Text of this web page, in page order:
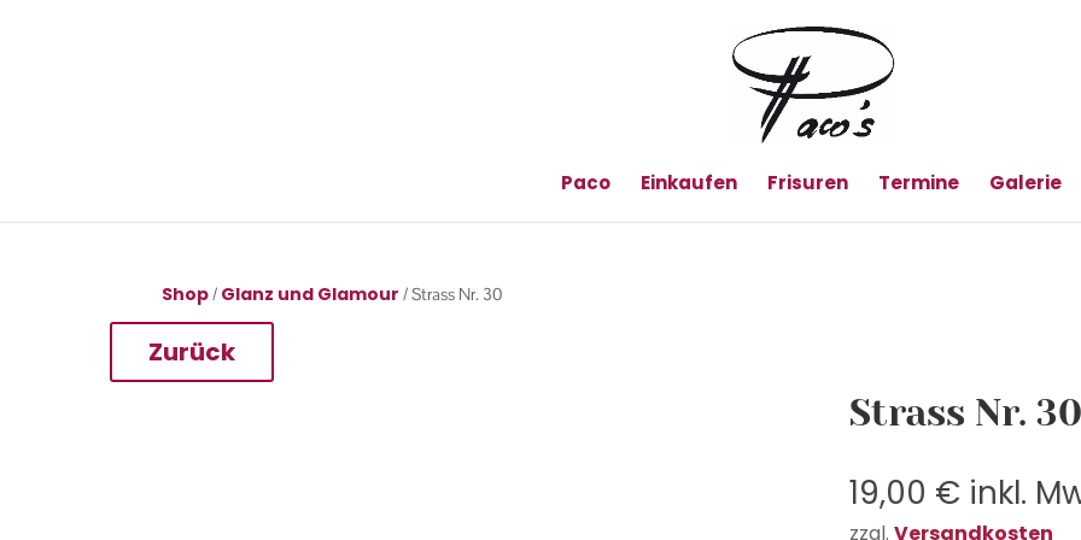
Paco Einkaufen Frisuren Termine Galerie
Shop/ Glanz und Glamour / Strass Nr. 30
Zurück
Strass Nr. 30
19,00 € inkl.
zzgl. Versandkosten